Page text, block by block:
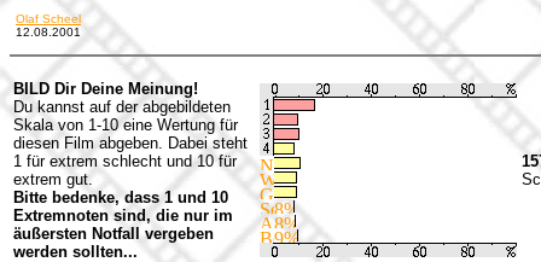
Olaf Scheel
12.08.2001
BILD Dir Deine Meinung!
Du kannst auf der abgebildeten
Skala von 1-10 eine Wertung für
diesen Film abgeben. Dabei steht
1 für extrem schlecht und 10 für
extrem gut.
Bitte bedenke, dass 1 und 10
Extremnoten sind, die nur im
äußersten Notfall vergeben
werden sollten...